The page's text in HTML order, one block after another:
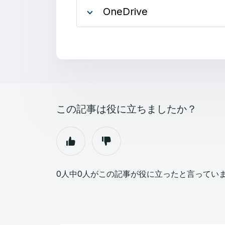
OneDrive
この記事は役に立ちましたか？
0人中0人がこの記事が役に立ったと言ってい